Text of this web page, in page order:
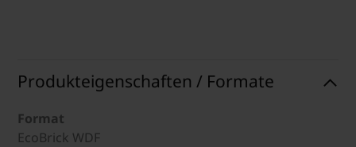
Produkteigenschaften / Formate
Format
EcoBrick WDF